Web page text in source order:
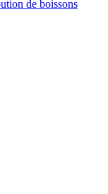
de boissons